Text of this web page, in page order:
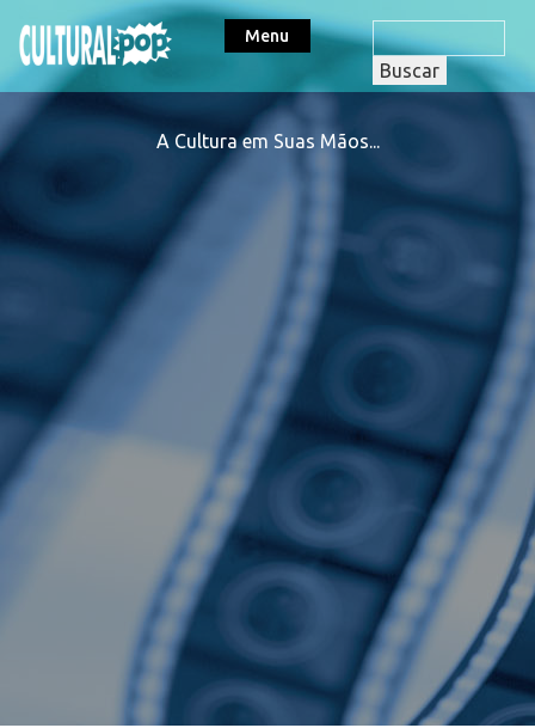
Menu
A Cultura em Suas Mãos...